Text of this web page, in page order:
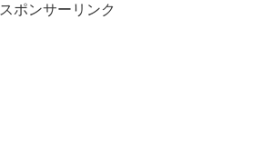
スポンサーリンク